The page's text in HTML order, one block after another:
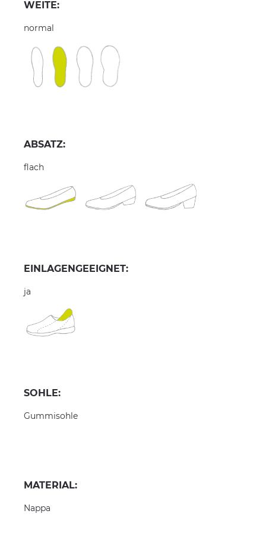
WEITE:
normal
ABSATZ:
flach
EINLAGENGEEIGNET:
ja
SOHLE:
Gummisohle
MATERIAL:
Nappa